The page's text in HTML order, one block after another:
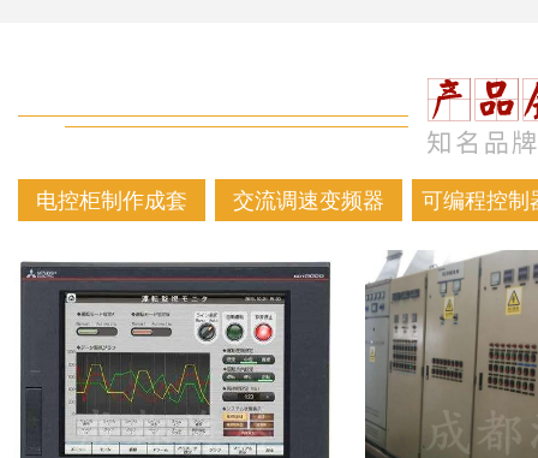
电控柜制作成套 交流调速变频器 可编程控制